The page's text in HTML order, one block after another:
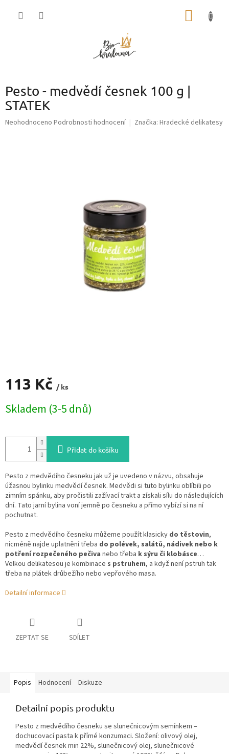
Pesto - medvědí česnek 100 g |
STATEK
Průměrné
Neohodnoceno Podrobnosti hodnocení Značka: Hradecké delikatesy
113 Kč / ks
cena:
Skladem (3-5 dnů)
Přidat do košíku
Pesto z medvědího česneku jak už je uvedeno v názvu, obsahuje
úžasnou bylinku medvědí česnek. Medvědi si tuto bylinku oblíbili po
zimním spánku, aby pročistili zažívací trakt a získali sílu do následujících
dní. Tato jarní bylina voní jemně po česneku a přímo vybízí si na ní
pochutnat.
Pesto z medvědího česneku můžeme použít klasicky do těstovin,
nicméně najde uplatnění třeba do polévek, salátů, nádivek nebo k
potření rozpečeného pečiva nebo třeba k sýru či klobásce…
Velkou delikatesou je kombinace s pstruhem, a když není pstruh tak
třeba na plátek drůbežího nebo vepřového masa.
Detailní informace
ZEPTAT SE SDÍLET
Popis Hodnocení Diskuze
Detailní popis produktu
Pesto z medvědího česneku se slunečnicovým semínkem –
dochucovací pasta k přímé konzumaci. Složení: olivový olej,
medvědí česnek min 22%, slunečnicový olej, slunečnicové